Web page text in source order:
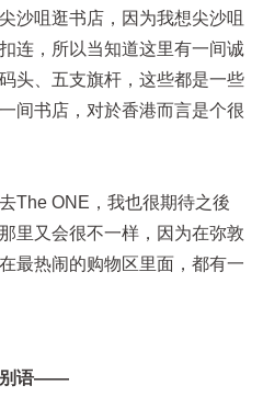
沙咀逛书店，因为我想尖沙咀
连，所以当知道这里有一间诚
头、五支旗杆，这些都是一些
间书店，对於香港而言是个很
The ONE，我也很期待之後
里又会很不一样，因为在弥敦
最热闹的购物区里面，都有一
别语——